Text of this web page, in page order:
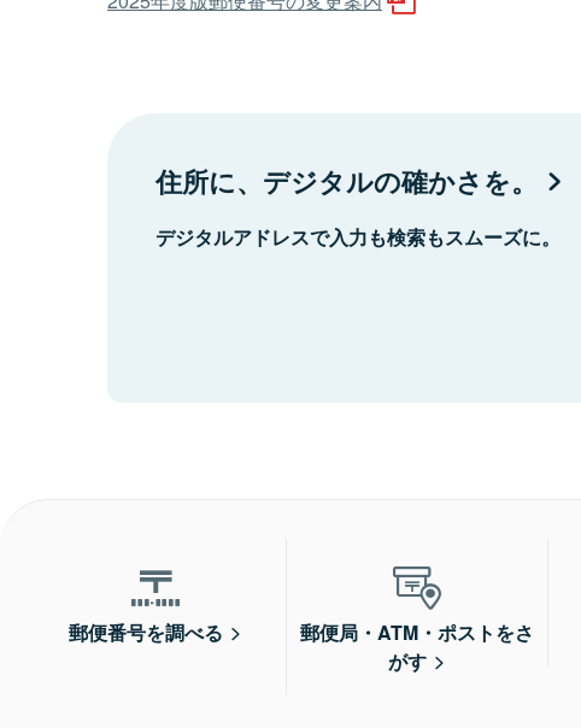
住所に、デジタルの確かさを。
デジタルアドレスで入力も検索もスムーズに。
郵便番号を調べる
郵便局・ATM・ポストをさ
がす